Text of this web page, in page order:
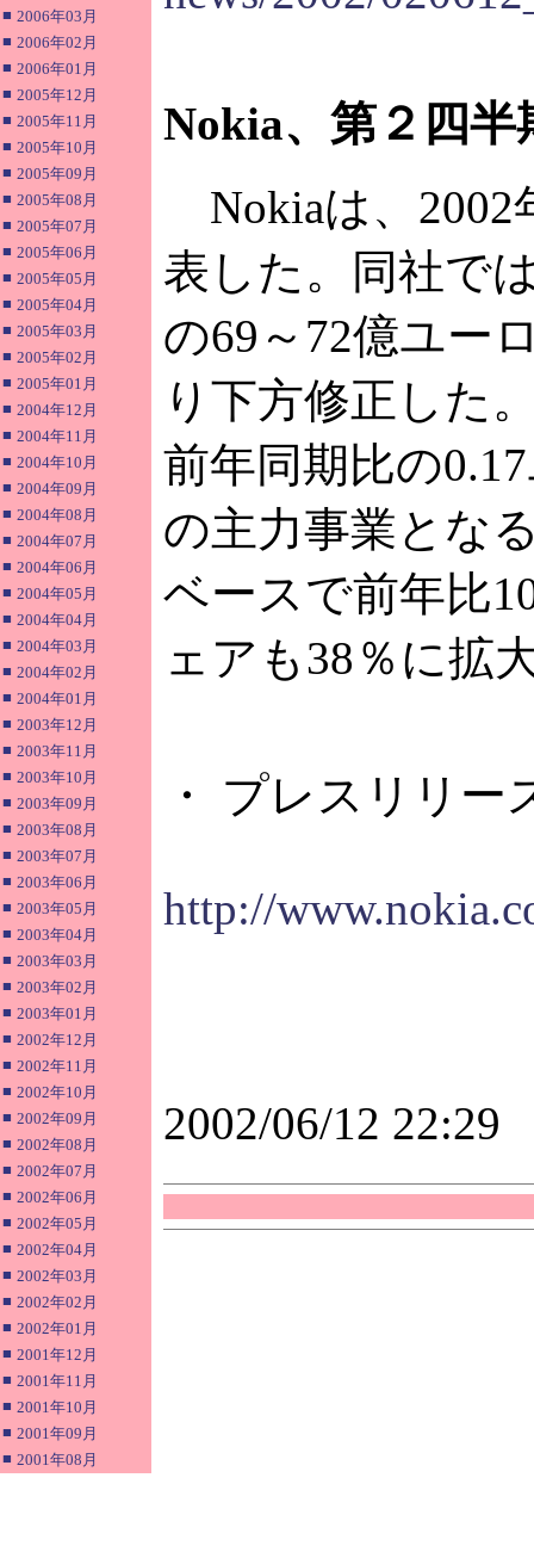
■ 2006年03月
■ 2006年02月
■ 2006年01月
■ 2005年12月
■ 2005年11月
■ 2005年10月
■ 2005年09月
■ 2005年08月
■ 2005年07月
■ 2005年06月
■ 2005年05月
■ 2005年04月
■ 2005年03月
■ 2005年02月
■ 2005年01月
■ 2004年12月
■ 2004年11月
■ 2004年10月
■ 2004年09月
■ 2004年08月
■ 2004年07月
■ 2004年06月
■ 2004年05月
■ 2004年04月
■ 2004年03月
■ 2004年02月
■ 2004年01月
■ 2003年12月
■ 2003年11月
■ 2003年10月
■ 2003年09月
■ 2003年08月
■ 2003年07月
■ 2003年06月
■ 2003年05月
■ 2003年04月
■ 2003年03月
■ 2003年02月
■ 2003年01月
■ 2002年12月
■ 2002年11月
■ 2002年10月
■ 2002年09月
■ 2002年08月
■ 2002年07月
■ 2002年06月
■ 2002年05月
■ 2002年04月
■ 2002年03月
■ 2002年02月
■ 2002年01月
■ 2001年12月
■ 2001年11月
■ 2001年10月
■ 2001年09月
■ 2001年08月
Nokia、第２四
Nokiaは、2002
表した。同社で
の69～72億ユー
り下方修正した
前年同期比の
の主力事業とな
ベースで前年比
ェアも38％に拡
・ プレスリリー
http://
2002/06/12 22:29